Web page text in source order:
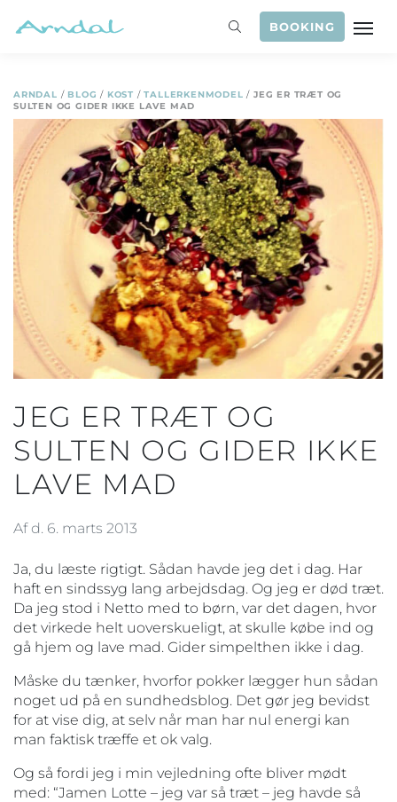
BOOKING
ARNDAL / BLOG / KOST /TALLERKENMODEL /JEG ER TRÆT OG
SULTEN OG GIDER IKKE LAVE MAD
JEG ER TRÆT OG
SULTEN OG GIDER IKKE
LAVE MAD
Af d. 6. marts 2013
Ja, du læste rigtigt. Sådan havde jeg det i dag. Har
haft en sindssyg lang arbejdsdag. Og jeg er død træt.
Da jeg stod i Netto med to børn, var det dagen, hvor
det virkede helt uoverskueligt, at skulle købe ind og
gå hjem og lave mad. Gider simpelthen ikke i dag.
Måske du tænker, hvorfor pokker lægger hun sådan
noget ud på en sundhedsblog. Det gør jeg bevidst
for at vise dig, at selv når man har nul energi kan
man faktisk træffe et ok valg.
Og så fordi jeg i min vejledning ofte bliver mødt
med: “Jamen Lotte – jeg var så træt – jeg havde så